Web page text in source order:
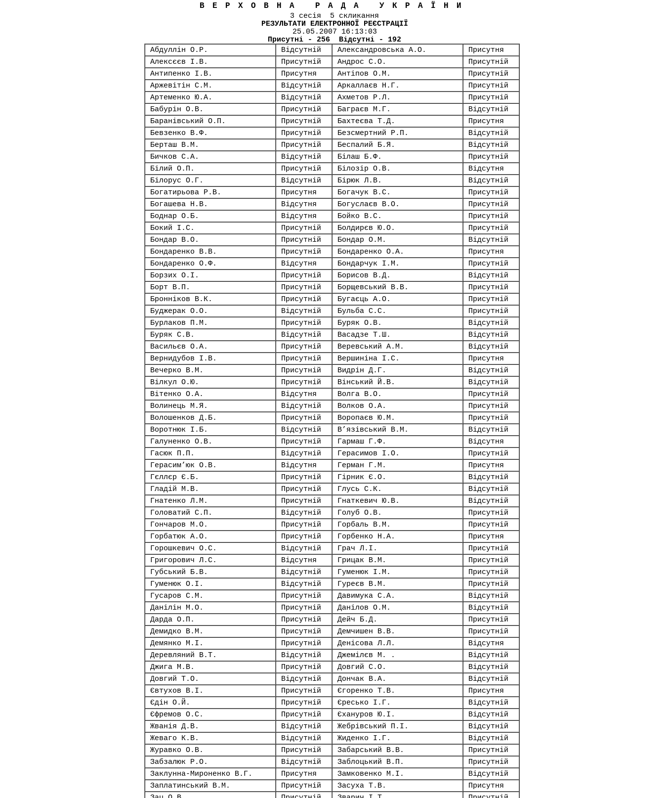
ВЕРХОВНА РАДА УКРАЇНИ
3 сесія 5 скликання
РЕЗУЛЬТАТИ ЕЛЕКТРОННОЇ РЕЄСТРАЦІЇ
25.05.2007 16:13:03
Присутні - 256 Відсутні - 192
Абдуллін О.Р.
Відсутній Александровська А.О.
Присутня
Алексєєв І.В.
Присутній Андрос С.О.
Присутній
Антипенко І.В.
Присутня Антіпов О.М.
Присутній
Аржевітін С.М.
Відсутній Аркаллаєв Н.Г.
Присутній
Артеменко Ю.А.
Відсутній Ахметов Р.Л.
Присутній
Бабурін О.В.
Присутній Баграєв М.Г.
Відсутній
Баранівський О.П.
Присутній Бахтеєва Т.Д.
Присутня
Бевзенко В.Ф.
Присутній Безсмертний Р.П.
Відсутній
Берташ В.М.
Присутній Беспалий Б.Я.
Відсутній
Бичков С.А.
Відсутній Білаш Б.Ф.
Присутній
Білий О.П.
Присутній Білозір О.В.
Відсутня
Білорус О.Г.
Відсутній Бірюк Л.В.
Відсутній
Богатирьова Р.В.
Присутня Богачук В.С.
Присутній
Богашева Н.В.
Відсутня Богуслаєв В.О.
Присутній
Боднар О.Б.
Відсутня Бойко В.С.
Присутній
Бокий І.С.
Присутній Болдирєв Ю.О.
Присутній
Бондар В.О.
Присутній Бондар О.М.
Відсутній
Бондаренко В.В.
Присутній Бондаренко О.А.
Присутня
Бондаренко О.Ф.
Відсутня Бондарчук І.М.
Присутній
Борзих О.І.
Присутній Борисов В.Д.
Відсутній
Борт В.П.
Присутній Борщевський В.В.
Присутній
Бронніков В.К.
Присутній Бугаєць А.О.
Присутній
Буджерак О.О.
Відсутній Бульба С.С.
Присутній
Бурлаков П.М.
Присутній Буряк О.В.
Відсутній
Буряк С.В.
Відсутній Васадзе Т.Ш.
Відсутній
Васильєв О.А.
Присутній Веревський А.М.
Відсутній
Вернидубов І.В.
Присутній Вершиніна І.С.
Присутня
Вечерко В.М.
Присутній Видрін Д.Г.
Відсутній
Вілкул О.Ю.
Присутній Вінський Й.В.
Відсутній
Вітенко О.А.
Відсутня Волга В.О.
Присутній
Волинець М.Я.
Відсутній Волков О.А.
Присутній
Волошенков Д.Б.
Присутній Воропаєв Ю.М.
Присутній
Воротнюк І.Б.
Відсутній В’язівський В.М.
Відсутній
Галуненко О.В.
Присутній Гармаш Г.Ф.
Відсутня
Гасюк П.П.
Відсутній Герасимов І.О.
Присутній
Герасим’юк О.В.
Відсутня Герман Г.М.
Присутня
Гєллєр Є.Б.
Присутній Гірник Є.О.
Відсутній
Гладій М.В.
Присутній Глусь С.К.
Відсутній
Гнатенко Л.М.
Присутній Гнаткевич Ю.В.
Відсутній
Головатий С.П.
Відсутній Голуб О.В.
Присутній
Гончаров М.О.
Присутній Горбаль В.М.
Присутній
Горбатюк А.О.
Присутній Горбенко Н.А.
Присутня
Горошкевич О.С.
Відсутній Грач Л.І.
Присутній
Григорович Л.С.
Відсутня Грицак В.М.
Присутній
Губський Б.В.
Відсутній Гуменюк І.М.
Присутній
Гуменюк О.І.
Відсутній Гуреєв В.М.
Присутній
Гусаров С.М.
Присутній Давимука С.А.
Відсутній
Данілін М.О.
Присутній Данілов О.М.
Відсутній
Дарда О.П.
Присутній Дейч Б.Д.
Присутній
Демидко В.М.
Присутній Демчишен В.В.
Присутній
Демянко М.І.
Присутній Денісова Л.Л.
Відсутня
Деревляний В.Т.
Відсутній Джемілєв М. .
Відсутній
Джига М.В.
Присутній Довгий С.О.
Відсутній
Довгий Т.О.
Відсутній Дончак В.А.
Відсутній
Євтухов В.І.
Присутній Єгоренко Т.В.
Присутня
Єдін О.Й.
Присутній Єресько І.Г.
Відсутній
Єфремов О.С.
Присутній Єхануров Ю.І.
Відсутній
Жванія Д.В.
Відсутній Жебрівський П.І.
Відсутній
Жеваго К.В.
Відсутній Жиденко І.Г.
Відсутній
Журавко О.В.
Присутній Забарський В.В.
Присутній
Забзалюк Р.О.
Відсутній Заблоцький В.П.
Присутній
Заклунна-Мироненко В.Г.
Присутня Замковенко М.І.
Відсутній
Заплатинський В.М.
Присутній Засуха Т.В.
Присутня